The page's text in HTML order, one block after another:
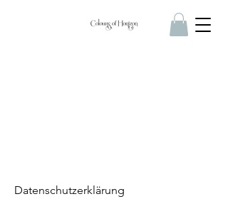
Datenschutzerklärung